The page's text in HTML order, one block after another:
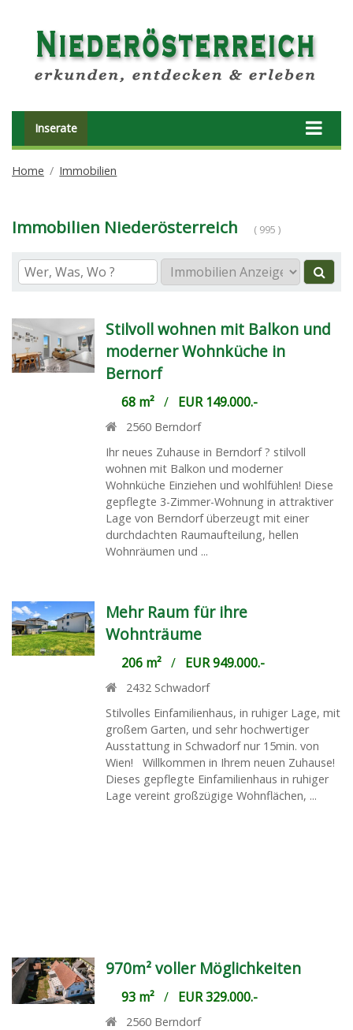
Inserate
Home Immobilien
Immobilien Niederösterreich ( 995 )
Stilvoll wohnen mit Balkon und
moderner Wohnküche in
Bernorf
68 m²/ EUR 149.000.-
2560 Berndorf
Ihr neues Zuhause in Berndorf ? stilvoll
wohnen mit Balkon und moderner
Wohnküche Einziehen und wohlfühlen! Diese
gepflegte 3-Zimmer-Wohnung in attraktiver
Lage von Berndorf überzeugt mit einer
durchdachten Raumaufteilung, hellen
Wohnräumen und ...
Mehr Raum für ihre
Wohnträume
206 m²/ EUR 949.000.-
2432 Schwadorf
Stilvolles Einfamilienhaus, in ruhiger Lage, mit
großem Garten, und sehr hochwertiger
Ausstattung in Schwadorf nur 15min. von
Wien! Willkommen in Ihrem neuen Zuhause!
Dieses gepflegte Einfamilienhaus in ruhiger
Lage vereint großzügige Wohnflächen, ...
970m² voller Möglichkeiten
93 m²/ EUR 329.000.-
2560 Berndorf